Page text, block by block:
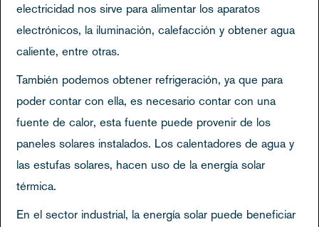
electricidad nos sirve para alimentar los aparatos
electrónicos, la iluminación, calefacción y obtener agua
caliente, entre otras.
También podemos obtener refrigeración, ya que para
poder contar con ella, es necesario contar con una
fuente de calor, esta fuente puede provenir de los
paneles solares instalados. Los calentadores de agua y
las estufas solares, hacen uso de la energía solar
térmica.
En el sector industrial, la energía solar puede beneficiar